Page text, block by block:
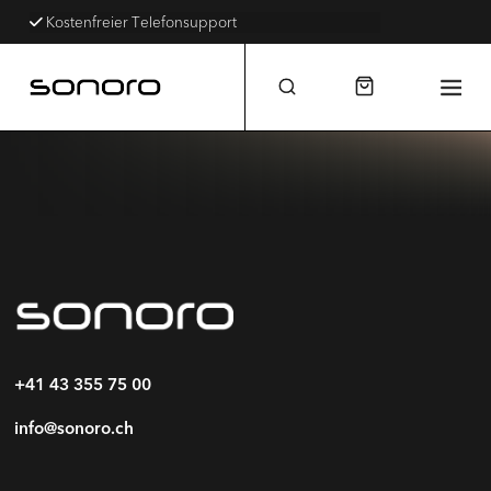
Kostenfreier Telefonsupport
+41 43 355 75 00
info@sonoro.ch